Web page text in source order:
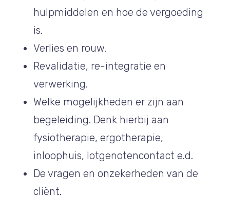
hulpmiddelen en hoe de vergoeding
is.
Verlies en rouw.
Revalidatie, re-integratie en
verwerking.
Welke mogelijkheden er zijn aan
begeleiding. Denk hierbij aan
fysiotherapie, ergotherapie,
inloophuis, lotgenotencontact e.d.
De vragen en onzekerheden van de
cliënt.